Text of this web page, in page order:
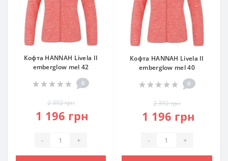
Кофта HANNAH Livela II
emberglow mel 42
0
2 392 грн
1 196 грн
- +
Кофта HANNAH Livela II
emberglow mel 40
0
2 392 грн
1 196 грн
- +